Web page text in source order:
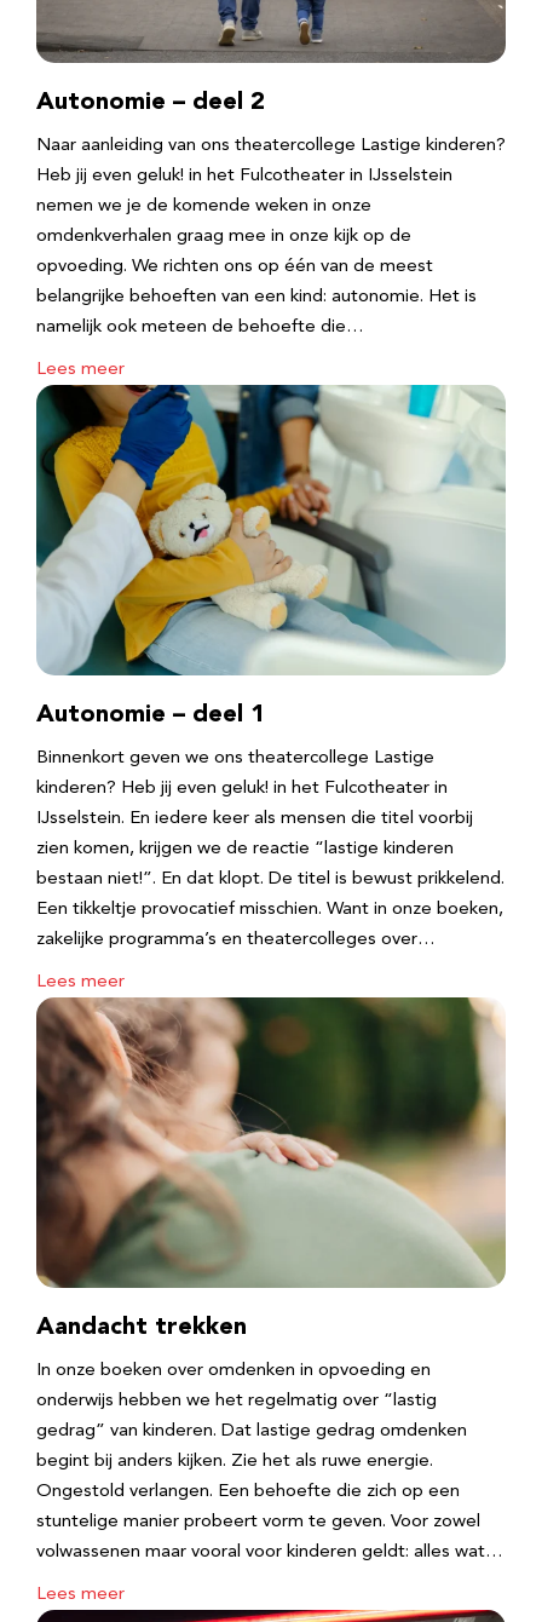
Autonomie – deel 2
Naar aanleiding van ons theatercollege Lastige kinderen?
Heb jij even geluk! in het Fulcotheater in IJsselstein
nemen we je de komende weken in onze
omdenkverhalen graag mee in onze kijk op de
opvoeding. We richten ons op één van de meest
belangrijke behoeften van een kind: autonomie. Het is
namelijk ook meteen de behoefte die…
Lees meer
Autonomie – deel 1
Binnenkort geven we ons theatercollege Lastige
kinderen? Heb jij even geluk! in het Fulcotheater in
IJsselstein. En iedere keer als mensen die titel voorbij
zien komen, krijgen we de reactie “lastige kinderen
bestaan niet!”. En dat klopt. De titel is bewust prikkelend.
Een tikkeltje provocatief misschien. Want in onze boeken,
zakelijke programma’s en theatercolleges over…
Lees meer
Aandacht trekken
In onze boeken over omdenken in opvoeding en
onderwijs hebben we het regelmatig over “lastig
gedrag” van kinderen. Dat lastige gedrag omdenken
begint bij anders kijken. Zie het als ruwe energie.
Ongestold verlangen. Een behoefte die zich op een
stuntelige manier probeert vorm te geven. Voor zowel
volwassenen maar vooral voor kinderen geldt: alles wat…
Lees meer